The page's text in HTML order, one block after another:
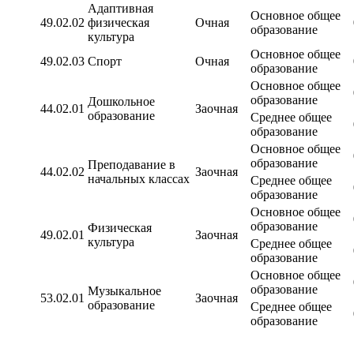
49.02.02
Адаптивная
физическая
культура
Очная
Основное общее
образование
49.02.03 Спорт Очная
Основное общее
образование
44.02.01
Дошкольное
образование
Заочная
Основное общее
образование
Среднее общее
образование
44.02.02
Преподавание в
начальных классах
Заочная
Основное общее
образование
Среднее общее
образование
49.02.01
Физическая
культура
Заочная
Основное общее
образование
Среднее общее
образование
53.02.01
Музыкальное
образование
Заочная
Основное общее
образование
Среднее общее
образование